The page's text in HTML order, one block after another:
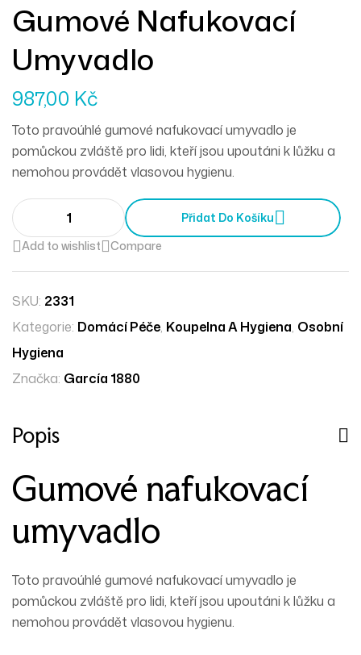
Gumové Nafukovací
Umyvadlo
987,00 Kč
Toto pravoúhlé gumové nafukovací umyvadlo je
pomůckou zvláště pro lidi, kteří jsou upoutáni k lůžku a
nemohou provádět vlasovou hygienu.
Přidat Do Košíku
Add to wishlist
Compare
SKU: 2331
Kategorie: Domácí Péče, Koupelna A Hygiena, Osobní
Hygiena
Značka: García 1880
Popis
Gumové nafukovací
umyvadlo
Toto pravoúhlé gumové nafukovací umyvadlo je
pomůckou zvláště pro lidi, kteří jsou upoutáni k lůžku a
nemohou provádět vlasovou hygienu.